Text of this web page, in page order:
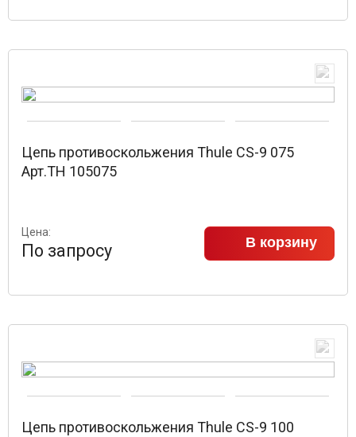
Цепь противоскольжения Thule CS-9 075
Арт.TH 105075
Цена:
По запросу В корзину
Цепь противоскольжения Thule CS-9 100